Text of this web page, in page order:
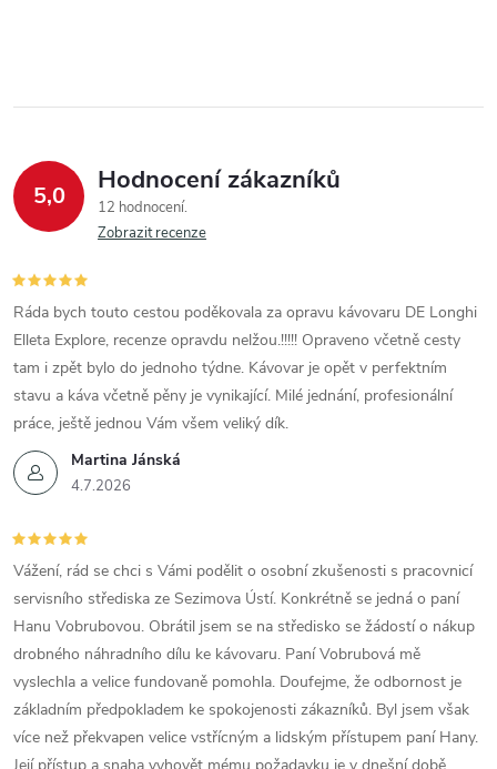
5,0 Hodnocení zákazníků
12 hodnocení
Zobrazit recenze
Martina Jánská
4.7.2026
Ráda bych touto cestou poděkovala za opravu kávovaru DE Longhi
Elleta Explore, recenze opravdu nelžou.!!!!! Opraveno včetně cesty
tam i zpět bylo do jednoho týdne. Kávovar je opět v perfektním
stavu a káva včetně pěny je vynikající. Milé jednání, profesionální
práce, ještě jednou Vám všem veliký dík.
Vážení, rád se chci s Vámi podělit o osobní zkušenosti s pracovnicí
servisního střediska ze Sezimova Ústí. Konkrétně se jedná o paní
Hanu Vobrubovou. Obrátil jsem se na středisko se žádostí o nákup
drobného náhradního dílu ke kávovaru. Paní Vobrubová mě
vyslechla a velice fundovaně pomohla. Doufejme, že odbornost je
základním předpokladem ke spokojenosti zákazníků. Byl jsem však
více než překvapen velice vstřícným a lidským přístupem paní Hany.